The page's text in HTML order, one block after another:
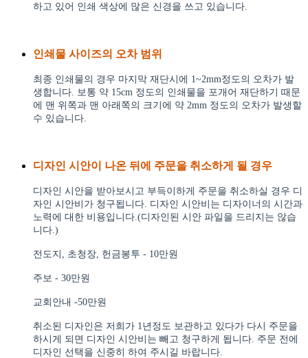
하고 있어 인쇄 색상에 많은 신경을 쓰고 있습니다.
인쇄물 사이즈의 오차 범위
최종 인쇄물의 경우 마지막 재단시에 1~2mm정도의 오차가 발
생합니다. 보통 약 15cm 정도의 인쇄물을 포개어 재단하기 때문
에 맨 위쪽과 맨 아래쪽의 크기에 약 2mm 정도의 오차가 발생할
수 있습니다.
디자인 시안이 나온 뒤에 주문을 취소하게 될 경우
디자인 시안을 받아보시고 부득이하게 주문을 취소하실 경우 디
자인 시안비가 청구됩니다. 디자인 시안비는 디자이너의 시간과
노력에 대한 비용입니다.(디자인된 시안 파일을 드리지는 않습
니다.)
전도지, 초청장, 헌금봉투 - 10만원
주보 - 30만원
교회안내 -50만원
취소된 디자인은 저희가 1년정도 보관하고 있다가 다시 주문을
하시게 되면 디자인 시안비는 빼고 청구하게 됩니다. 주문 전에
디자인 선택을 신중히 하여 주시길 바랍니다.